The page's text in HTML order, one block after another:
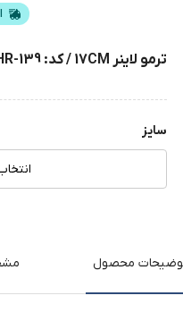
ترمو لاینر 17CM / کد: THR-139
سایز
محصول